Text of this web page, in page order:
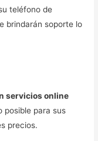
teléfono de
brindarán soporte lo
servicios online
posible para sus
precios.